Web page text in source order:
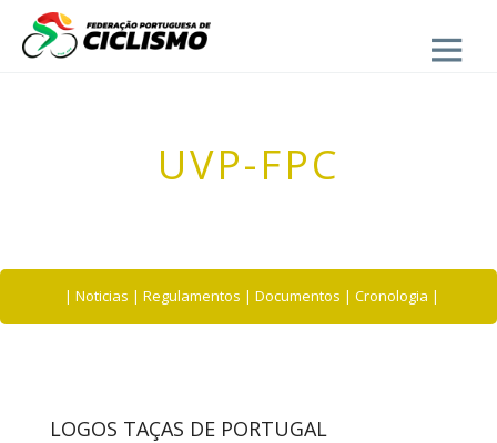
Close
UVP-FPC
| Noticias | Regulamentos | Documentos | Cronologia |
LOGOS TAÇAS DE PORTUGAL